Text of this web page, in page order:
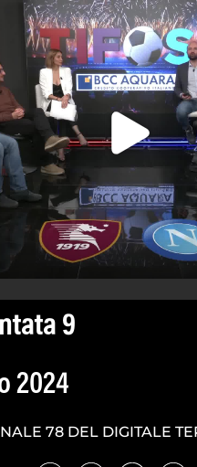
9
2024
78 DEL DIGITALE